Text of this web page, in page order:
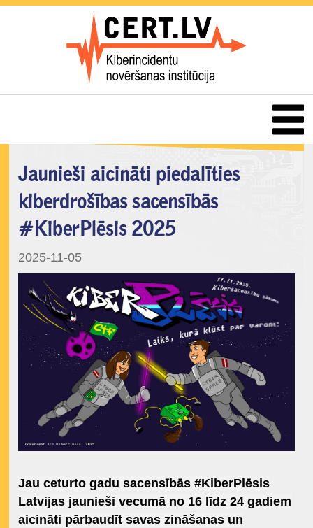
Jaunieši aicināti piedalīties
kiberdrošības sacensībās
#KiberPlēsis 2025
2025-11-05
Jau ceturto gadu sacensībās #KiberPlēsis
Latvijas jaunieši vecumā no 16 līdz 24 gadiem
aicināti pārbaudīt savas zināšanas un